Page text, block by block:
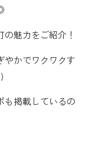
魅力をご紹介！
やかでワクワクす
も掲載しているの